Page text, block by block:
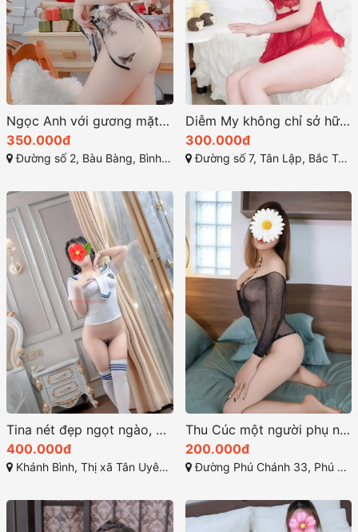
Ngọc Anh với gương mặt xinh đẹp và quyến rũ
350.000đ
Đường số 2, Bàu Bàng, Bình Dương
Diễm My không chỉ sở hữu vẻ đẹp gây thương nhớ
300.000đ
Đường số 7, Tân Lập, Bắc Tân Uyên, Bình Dương
Tina nét đẹp ngọt ngào, dễ gần
400.000đ
Khánh Bình, Thị xã Tân Uyên, Bình Dương
Thu Cúc một người phụ nữ quyến rũ với vẻ đẹp gợi cảm
200.000đ
Đường Phú Chánh 33, Phú Chánh, Tân Uyên, Bình Dương